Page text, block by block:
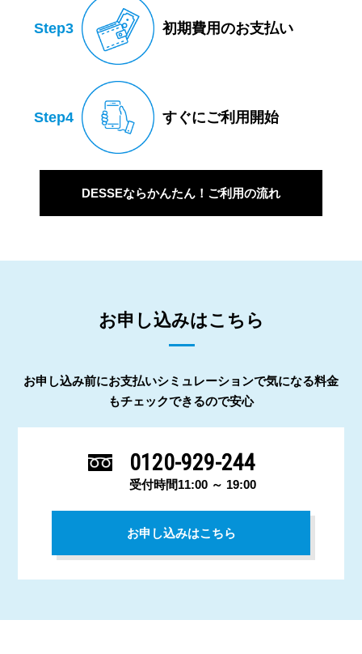
Step3 初期費用のお支払い
Step4 すぐにご利用開始
DESSEならかんたん！ご利用の流れ
お申し込みはこちら
お申し込み前にお支払いシミュレーションで気になる料金
もチェックできるので安心
0120-929-244
受付時間11:00 ～ 19:00
お申し込みはこちら